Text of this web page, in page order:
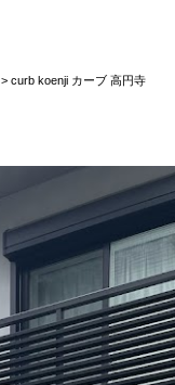
> curb koenji カーブ 高円寺